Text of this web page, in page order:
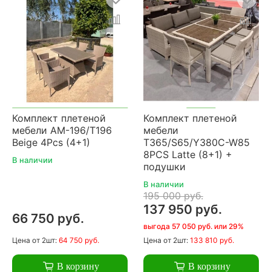
Комплект плетеной
мебели AM-196/T196
Beige 4Pcs (4+1)
В наличии
66 750 руб.
Цена от 2шт: 64 750 руб.
В корзину
Комплект плетеной
мебели
T365/S65/Y380C-W85
8PCS Latte (8+1) +
подушки
В наличии
195 000 руб.
137 950 руб.
выгода 57 050 руб. или 29%
Цена от 2шт: 133 810 руб.
В корзину